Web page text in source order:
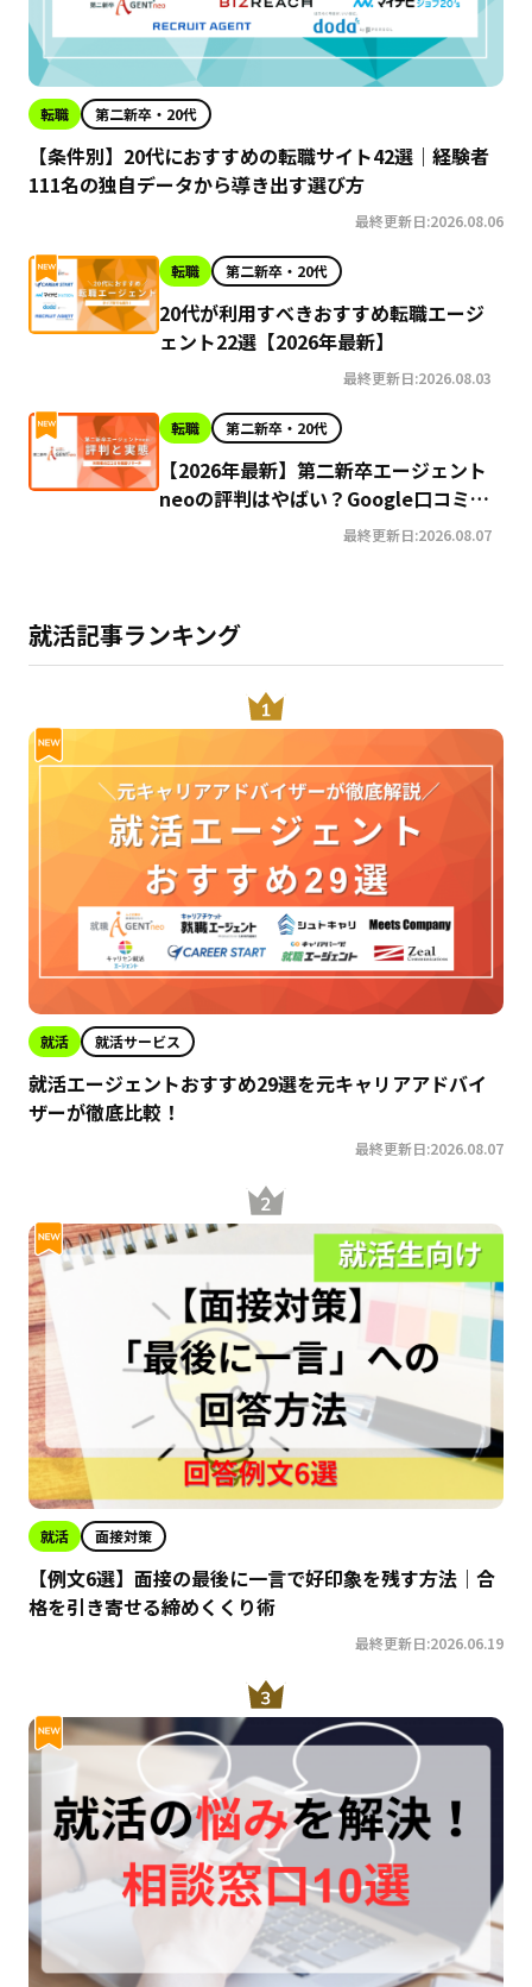
転職 第二新卒・20代
【条件別】20代におすすめの転職サイト42選｜経験者
111名の独自データから導き出す選び方
最終更新日:2026.08.06
転職 第二新卒・20代
20代が利用すべきおすすめ転職エージ
ェント22選【2026年最新】
最終更新日:2026.08.03
転職 第二新卒・20代
【2026年最新】第二新卒エージェント
neoの評判はやばい？Google口コミ高
評価の真実と利用の注意点を徹底解説
最終更新日:2026.08.07
就活記事ランキング
就活 就活サービス
就活エージェントおすすめ29選を元キャリアアドバイ
ザーが徹底比較！
最終更新日:2026.08.07
就活 面接対策
【例文6選】面接の最後に一言で好印象を残す方法｜合
格を引き寄せる締めくくり術
最終更新日:2026.06.19